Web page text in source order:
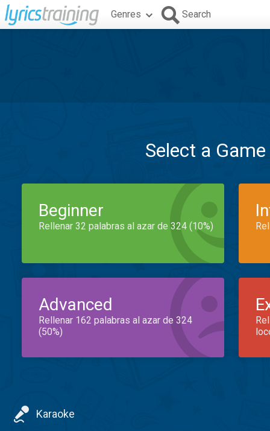
Genres Search
Select a
Beginner
Rellenar 32 palabras al azar de 324 (10%)
Advanced
Rellenar 162 palabras al azar de 324
(50%)
Karaoke